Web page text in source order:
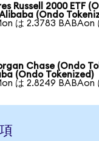
Russell 2000 ETF
(Ondo
は 2.3783 BABAon
Chase (Ondo
(Ondo Tokenized)
は 2.8249 BABAon